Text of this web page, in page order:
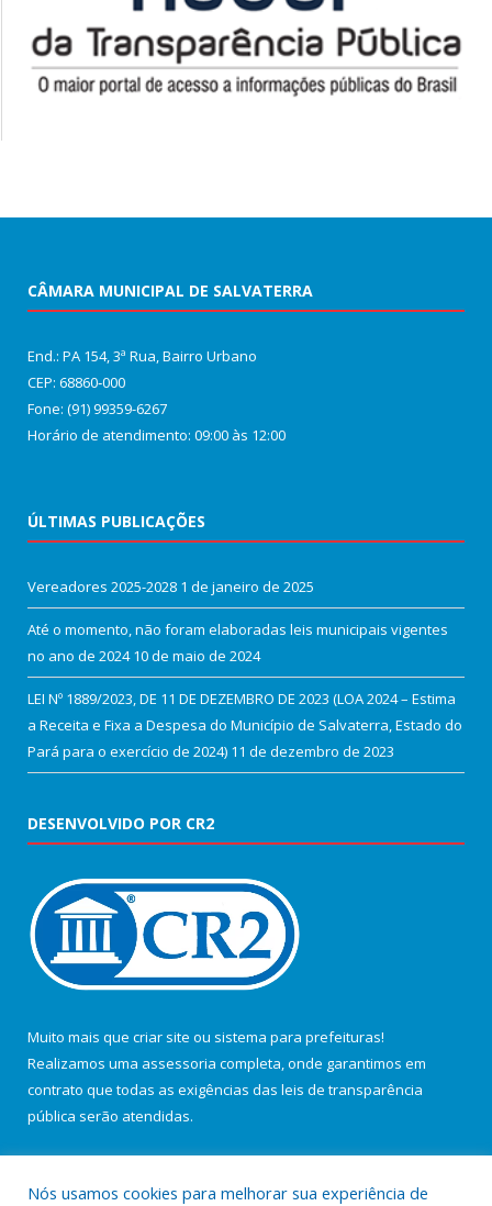
CÂMARA MUNICIPAL DE SALVATERRA
End.: PA 154, 3ª Rua, Bairro Urbano
CEP: 68860‑000
Fone: (91) 99359-6267
Horário de atendimento: 09:00 às 12:00
ÚLTIMAS PUBLICAÇÕES
Vereadores 2025-2028 1 de janeiro de 2025
Até o momento, não foram elaboradas leis municipais vigentes
no ano de 2024 10 de maio de 2024
LEI Nº 1889/2023, DE 11 DE DEZEMBRO DE 2023 (LOA 2024 – Estima
a Receita e Fixa a Despesa do Município de Salvaterra, Estado do
Pará para o exercício de 2024) 11 de dezembro de 2023
DESENVOLVIDO POR CR2
Muito mais que criar site ou sistema para prefeituras!
Realizamos uma assessoria completa, onde garantimos em
contrato que todas as exigências das leis de transparência
pública serão atendidas.
Nós usamos cookies para melhorar sua experiência de